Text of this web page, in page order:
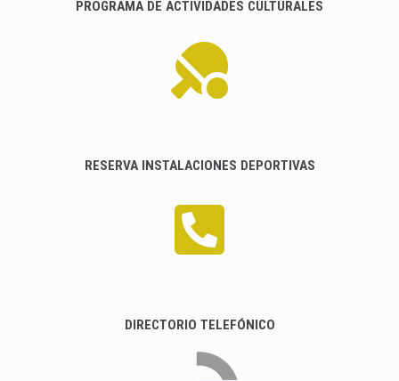
PROGRAMA DE ACTIVIDADES CULTURALES
RESERVA INSTALACIONES DEPORTIVAS
DIRECTORIO TELEFÓNICO